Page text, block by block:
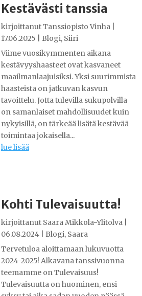
Kestävästi tanssia
kirjoittanutTanssiopisto Vinha|
17.06.2025
Blogi, Siiri
Viime vuosikymmenten aikana
kestävyyshaasteet ovat kasvaneet
maailmanlaajuisiksi. Yksi suurimmista
haasteista on jatkuvan kasvun
tavoittelu. Jotta tulevilla sukupolvilla
on samanlaiset mahdollisuudet kuin
nykyisillä, on tärkeää lisätä kestävää
toimintaa jokaisella...
lue lisää
Kohti Tulevaisuutta!
kirjoittanut Saara Mikkola-Ylitolva|
06.08.2024| Blogi, Saara
Tervetuloa aloittamaan lukuvuotta
2024-2025! Alkavana tanssivuonna
teemamme on Tulevaisuus!
Tulevaisuutta on huominen, ensi